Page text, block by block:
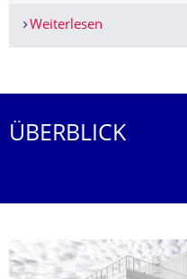
Weiterlesen
ÜBERBLICK